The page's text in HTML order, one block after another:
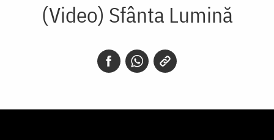
(Video) Sfânta Lumină